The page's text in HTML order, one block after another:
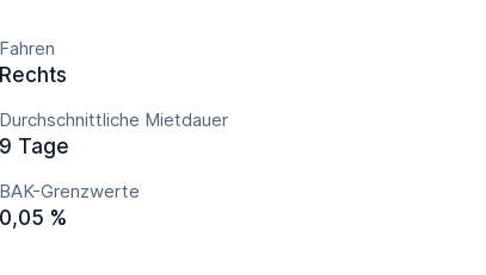
Fahren
Rechts
Durchschnittliche Mietdauer
9 Tage
BAK-Grenzwerte
0,05 %